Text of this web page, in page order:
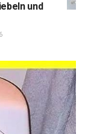
und